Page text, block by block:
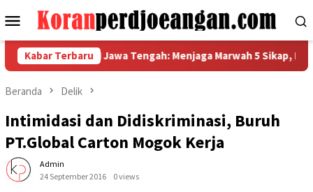
ke
Menu
Mobile
Kabar Terbaru
FSPMI Jawa Tengah: Menjaga Marwah 5 Sikap, Bangga
Beranda Delik
Intimidasi dan Didiskriminasi, Buruh
PT.Global Carton Mogok Kerja
Admin
24 September 2016
0 views